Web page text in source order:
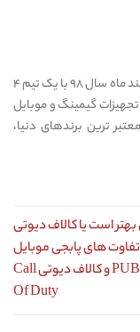
فروشگاه پابجی دونی در اسفند ماه سال ۹۸ با یک تیم ۴
گیمینگ و موبایل
ترین برندهای دنیا،
بهتر است یا کالاف دیوتی
های پابجی موبایل
PUBG Mobile و کالاف دیوتی Call
Of Duty